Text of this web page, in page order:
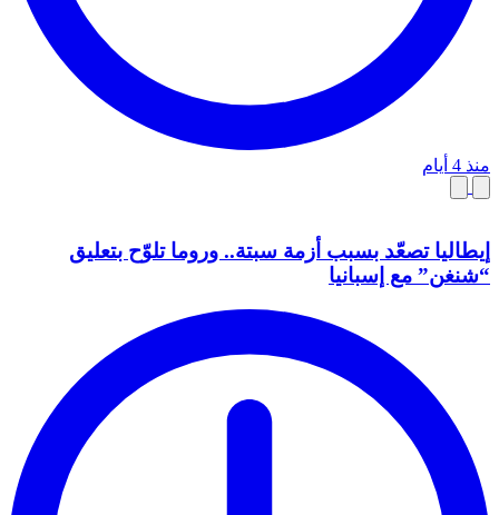
منذ 4 أيام
إيطاليا تصعّد بسبب أزمة سبتة.. وروما تلوّح بتعليق
“شنغن” مع إسبانيا